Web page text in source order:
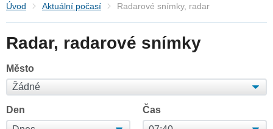
Úvod Aktuální počasí Radarové snímky, radar
Radar, radarové snímky
Město
Den Čas